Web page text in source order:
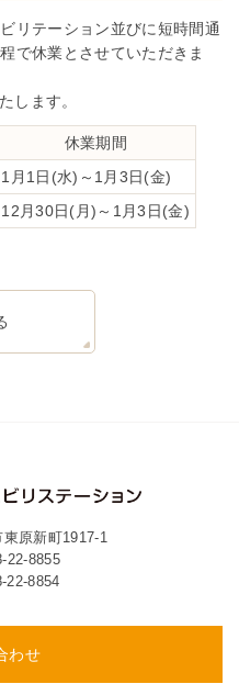
リテーション並びに短時間通
で休業とさせていただきま
します。
休業期間
1月1日(水)～1月3日(金)
12月30日(月)～1月3日(金)
原新町1917-1
22-8855
22-8854
わせ